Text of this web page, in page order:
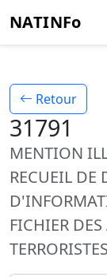
NATINFo
Retour
31791
MENTION
RECUEIL DE
FICHIER
TERRORISTES